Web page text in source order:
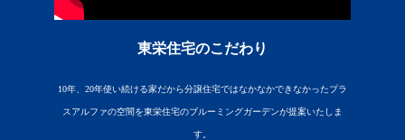
東栄住宅のこだわり
10年、20年使い続ける家だから分譲住宅ではなかなかできなかったプラ
スアルファの空間を東栄住宅のブルーミングガーデンが提案いたしま
す。